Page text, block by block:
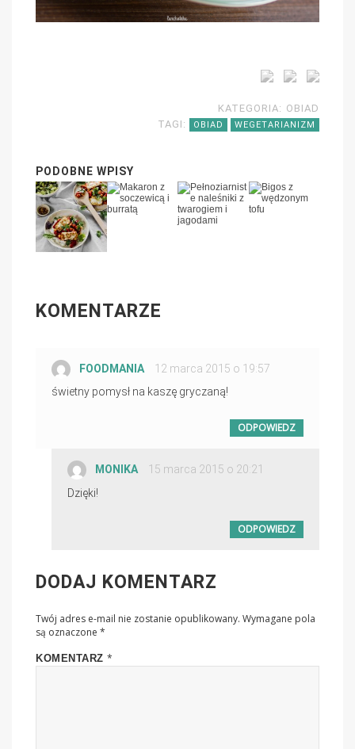
OBIAD
KATEGORIA:
TAGI:
OBIAD WEGETARIANIZM
PODOBNE WPISY
KOMENTARZE
FOODMANIA PISZE:
12 marca 2015 o 19:57
świetny pomysł na kaszę gryczaną!
ODPOWIEDZ
MONIKAPISZE:
15 marca 2015 o 20:21
Dzięki!
ODPOWIEDZ
DODAJ KOMENTARZ
Twój adres e-mail nie zostanie opublikowany. Wymagane pola
są oznaczone *
KOMENTARZ*